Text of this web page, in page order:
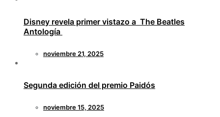
Disney revela primer vistazo a The Beatles
Antología
noviembre 21, 2025
Segunda edición del premio Paidós
noviembre 15, 2025